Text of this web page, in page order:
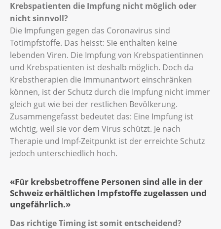
Krebspatienten die Impfung nicht möglich oder
nicht sinnvoll?
Die Impfungen gegen das Coronavirus sind
Totimpfstoffe. Das heisst: Sie enthalten keine
lebenden Viren. Die Impfung von Krebspatientinnen
und Krebspatienten ist deshalb möglich. Doch da
Krebstherapien die Immunantwort einschränken
können, ist der Schutz durch die Impfung nicht immer
gleich gut wie bei der restlichen Bevölkerung.
Zusammengefasst bedeutet das: Eine Impfung ist
wichtig, weil sie vor dem Virus schützt. Je nach
Therapie und Impf-Zeitpunkt ist der erreichte Schutz
jedoch unterschiedlich hoch.
«Für krebsbetroffene Personen sind alle in der
Schweiz erhältlichen Impfstoffe zugelassen und
ungefährlich.»
Das richtige Timing ist somit entscheidend?